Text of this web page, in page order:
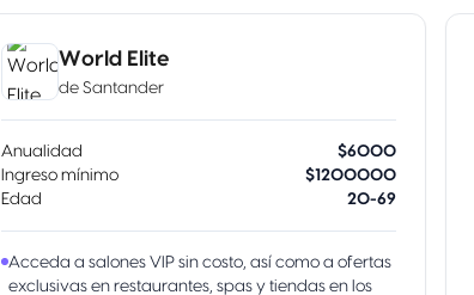
World Elite
de Santander
Anualidad
$6000
Ingreso mínimo
$1200000
Edad
20-69
Acceda a salones VIP sin costo, así como a ofertas
exclusivas en restaurantes, spas y tiendas en los